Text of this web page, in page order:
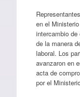
en el
intercambio
de la manera
laboral. Los
avanzaron en
acta de
por el